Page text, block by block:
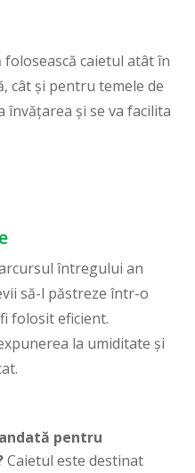
folosească caietul atât în
cât și pentru temele de
învățarea și se va facilita
întregului an
să-l păstreze într-o
folosit eficient.
la umiditate și
pentru
Caietul este destinat